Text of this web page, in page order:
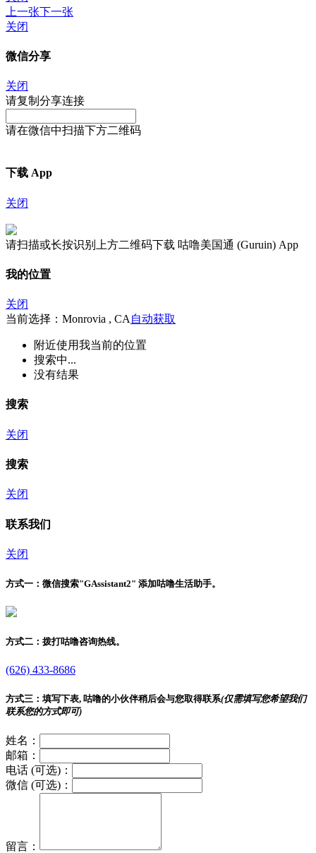
上一张下一张
关闭
微信分享
关闭
请复制分享连接
请在微信中扫描下方二维码
下载 App
关闭
请扫描或长按识别上方二维码下载 咕噜美国通 (Guruin) App
我的位置
关闭
当前选择：Monrovia , CA 自动获取
附近使用我当前的位置
搜索中...
没有结果
搜索
关闭
搜索
关闭
联系我们
关闭
方式一： 微信搜索"GAssistant2" 添加咕噜生活助手。
方式二： 拨打咕噜咨询热线。
(626) 433-8686
方式三： 填写下表, 咕噜的小伙伴稍后会与您取得联系(仅需填写您希望我们
联系您的方式即可)
姓名：
邮箱：
电话 (可选)：
微信 (可选)：
留言：